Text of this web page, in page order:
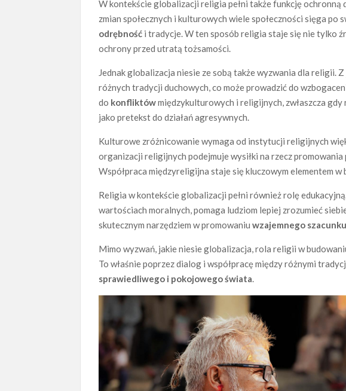
W kontekście globalizacji religia pełni także funkcję
zmian społecznych i kulturowych wiele społeczności sięga
odrębność i tradycje. W ten sposób religia staje się nie tylko
ochrony przed utratą tożsamości.
Jednak globalizacja niesie ze sobą także wyzwania dla religii.
różnych tradycji duchowych, co może prowadzić do
do konfliktówmiędzykulturowych i religijnych, zwłaszcza
jako pretekst do działań agresywnych.
Kulturowe zróżnicowanie wymaga od instytucji religijnych
organizacji religijnych podejmuje wysiłki na rzecz
Współpraca międzyreligijna staje się kluczowym elementem w
Religia w kontekście globalizacji pełni również rolę
wartościach moralnych, pomaga ludziom lepiej zrozumieć
skutecznym narzędziem w promowaniuwzajemnego szacunku
Mimo wyzwań, jakie niesie globalizacja, rola religii w
To właśnie poprzez dialog i współpracę między różnymi
sprawiedliwego i pokojowego świata.